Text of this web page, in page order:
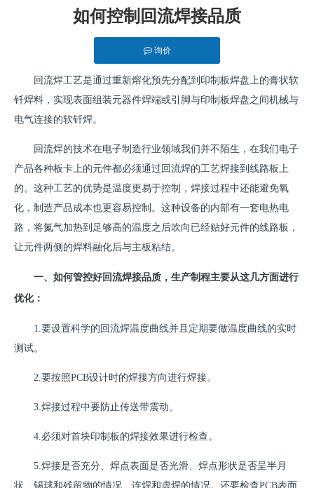
如何控制回流焊接品质
询价
回流焊工艺是通过重新熔化预先分配到印制板焊盘上的膏状软
钎焊料，实现表面组装元器件焊端或引脚与印制板焊盘之间机械与
电气连接的软钎焊。
回流焊的技术在电子制造行业领域我们并不陌生，在我们电子
产品各种板卡上的元件都必须通过回流焊的工艺焊接到线路板上
的。这种工艺的优势是温度更易于控制，焊接过程中还能避免氧
化，制造产品成本也更容易控制。这种设备的内部有一套电热电
路，将氮气加热到足够高的温度之后吹向已经贴好元件的线路板，
让元件两侧的焊料融化后与主板粘结。
一、如何管控好回流焊接品质，生产制程主要从这几方面进行
优化：
1.要设置科学的回流焊温度曲线并且定期要做温度曲线的实时
测试。
2.要按照PCB设计时的焊接方向进行焊接。
3.焊接过程中要防止传送带震动。
4.必须对首块印制板的焊接效果进行检查。
5.焊接是否充分、焊点表面是否光滑、焊点形状是否呈半月
状、锡球和残留物的情况、连焊和虚焊的情况。还要检查PCB表面